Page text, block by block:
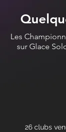
Les
sur Glace
26 clubs